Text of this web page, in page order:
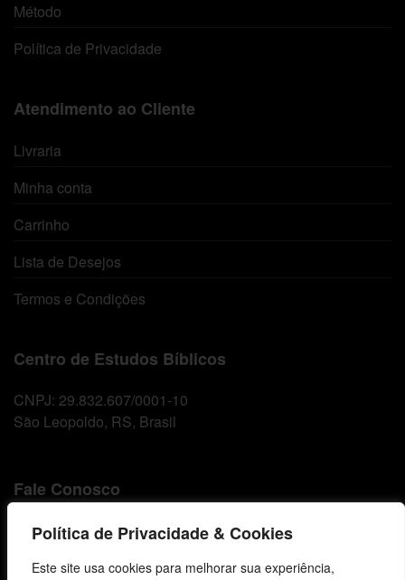
Política de Privacidade & Cookies
Este site usa cookies para melhorar sua experiência,
Método
Política de Privacidade
Atendimento ao Cliente
Livraria
Minha conta
Carrinho
Lista de Desejos
Termos e Condições
Centro de Estudos Bíblicos
CNPJ: 29.832.607/0001-10
São Leopoldo, RS, Brasil
Fale Conosco
E-mails
comunicacao@cebi.org.br